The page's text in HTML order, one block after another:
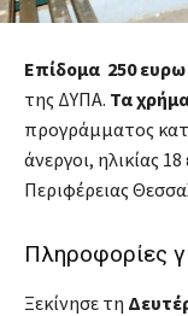
Επίδομα 250 ευρω
της ΔΥΠΑ. Τα
προγράμματος
άνεργοι, ηλικίας
Περιφέρειας
Πληροφορίες
Ξεκίνησε τη